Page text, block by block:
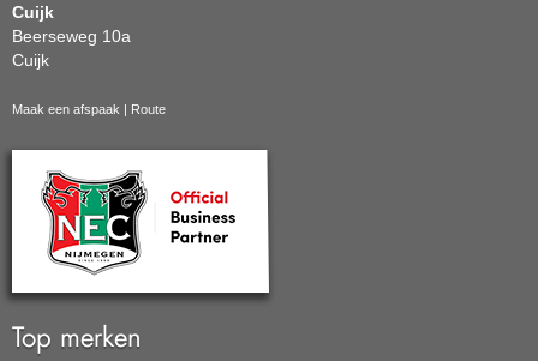
Cuijk
Beerseweg 10a
Cuijk
Maak een afspaak | Route
Top merken